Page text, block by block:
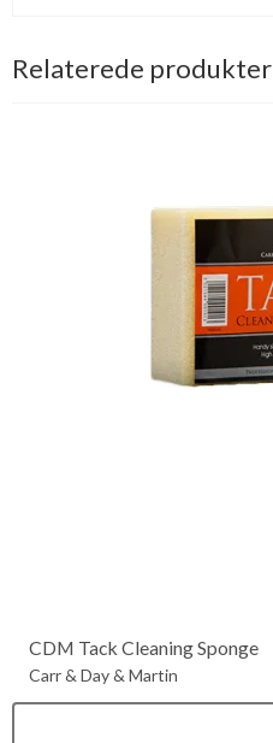
Relaterede produkter
CDM Tack Cleaning Sponge
Carr & Day & Martin